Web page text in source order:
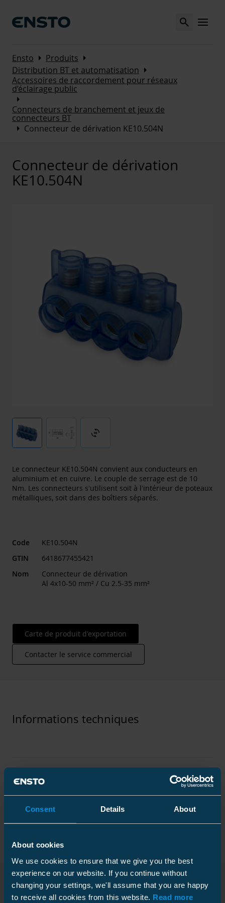
Consent Details About
About cookies
We use cookies to ensure that we give you the best
experience on our website. If you continue without
changing your settings, we'll assume that you are happy
to receive all cookies from this website. Read more
Search MENU
Ensto Arrow_right Produits Arrow_right
Distribution BT et automatisation Arrow_right
Accessoires de raccordement pour réseaux
d’éclairage public
Arrow_right
Connecteurs de branchement et jeux de
connecteurs BT
Arrow_right Connecteur de dérivation KE10.504N
Connecteur de dérivation
KE10.504N
3d_rotation
Le connecteur KE10.504N convient aux conducteurs en
aluminium et en cuivre. Le couple de serrage est de 10
Nm. Les connecteurs s'utilisent soit à l'intérieur de poteaux
métalliques, soit dans des boîtiers séparés.
Code
KE10.504N
GTIN
6418677455421
Nom
Connecteur de dérivation
Al 4x10-50 mm² / Cu 2.5-35 mm²
Carte de produit d'exportation
Contacter le service commercial
Informations techniques
Spécifications techniques
Normes
Normes
IEC 61238-
1
Packaging